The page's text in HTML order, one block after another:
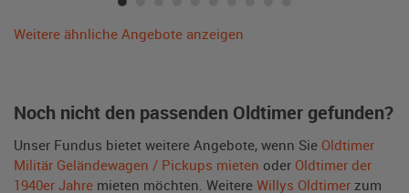
Weitere ähnliche Angebote anzeigen
Noch nicht den passenden Oldtimer gefunden?
Unser Fundus bietet weitere Angebote, wenn Sie Oldtimer
Militär Geländewagen / Pickups mieten oder Oldtimer der
1940er Jahre mieten möchten. Weitere Willys Oldtimer zum